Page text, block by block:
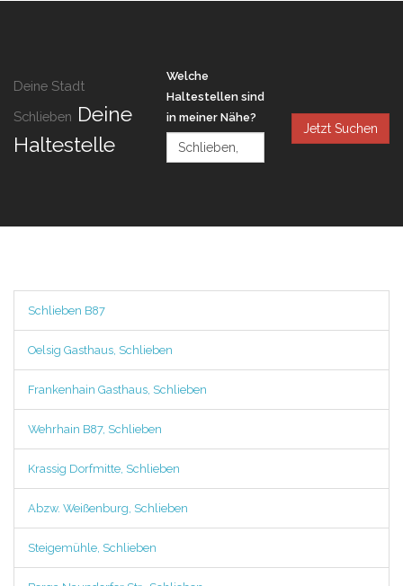
Deine Stadt
Schlieben Deine
Haltestelle
Welche
Haltestellen sind
in meiner Nähe?
Jetzt Suchen
Schlieben B87
Oelsig Gasthaus, Schlieben
Frankenhain Gasthaus, Schlieben
Wehrhain B87, Schlieben
Krassig Dorfmitte, Schlieben
Abzw. Weißenburg, Schlieben
Steigemühle, Schlieben